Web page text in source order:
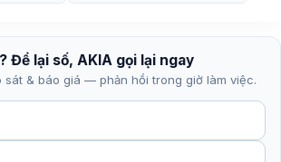
Để lại số, AKIA gọi lại ngay
sát & báo giá — phản hồi trong giờ làm việc.